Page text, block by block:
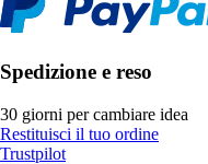
Spedizione e reso
30 giorni per cambiare idea
Restituisci il tuo ordine
Trustpilot